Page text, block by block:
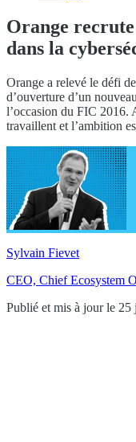
Orange
dans la
Orange a relevé le défi
d’ouverture d’un
l’occasion du FIC 2016.
travaillent et l’ambition
Sylvain Fievet
CEO, Chief Ecosystem
Publié et mis à jour le 25